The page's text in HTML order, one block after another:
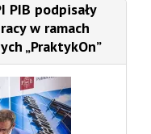
PIB podpisały
w ramach
„PraktykOn”